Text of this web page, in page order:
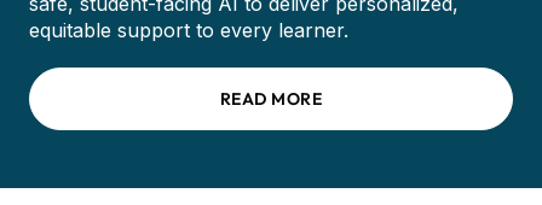
equitable support to every learner.
READ MORE